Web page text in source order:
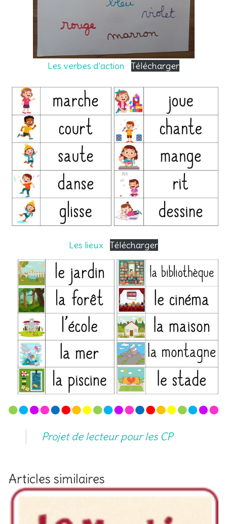
Les verbes d’action Télécharger
Les lieux Télécharger
Projet de lecteur pour les CP
Articles similaires